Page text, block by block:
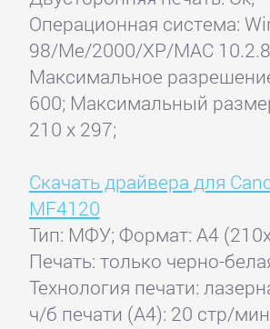
Операционная система:
98/Me/2000/XP/MAC
Максимальное
600; Максимальный
210 x 297;
Скачать драйвера для
MF4120
Тип: МФУ; Формат: A4
Печать: только черно-
Технология печати:
ч/б печати (А4): 20 стр/